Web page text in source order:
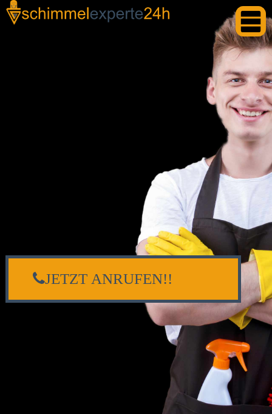
JETZT ANRUFEN!!